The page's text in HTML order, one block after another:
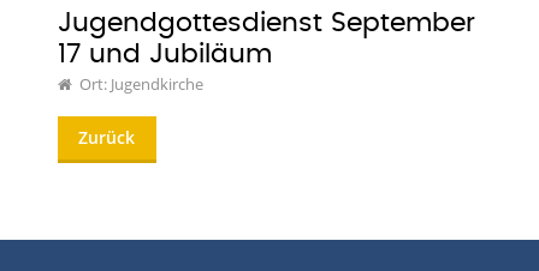
Jugendgottesdienst September
17 und Jubiläum
Ort: Jugendkirche
Zurück